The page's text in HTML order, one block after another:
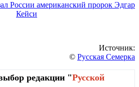
России американский пророк Эдгар
Кейси
Источник:
© Русская Семерка
редакции "Русской